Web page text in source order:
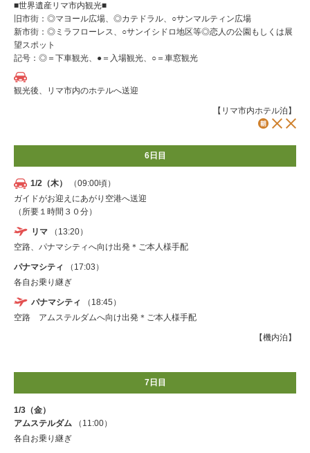
■世界遺産リマ市内観光■
旧市街：◎マヨール広場、◎カテドラル、○サンマルティン広場
新市街：◎ミラフローレス、○サンイシドロ地区等◎恋人の公園もしくは展
望スポット
記号：◎＝下車観光、●＝入場観光、○＝車窓観光
観光後、リマ市内のホテルへ送迎
【リマ市内ホテル泊】
6日目
1/2（木）
（09:00頃）
ガイドがお迎えにあがり空港へ送迎
（所要１時間３０分）
リマ
（13:20）
空路、パナマシティへ向け出発＊ご本人様手配
パナマシティ
（17:03）
各自お乗り継ぎ
パナマシティ
（18:45）
空路 アムステルダムへ向け出発＊ご本人様手配
【機内泊】
7日目
1/3（金）
アムステルダム
（11:00）
各自お乗り継ぎ